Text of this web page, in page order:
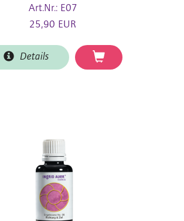
Art.Nr.: E07
25,90 EUR
Details